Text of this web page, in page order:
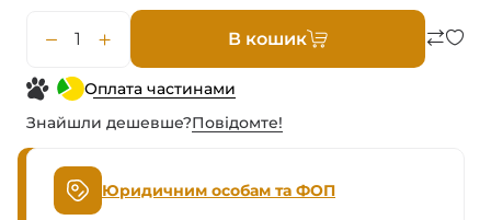
В кошик
Оплата частинами
Знайшли дешевше?Повiдомте!
Юридичним особам та ФОП